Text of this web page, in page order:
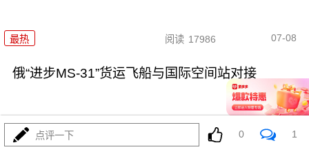
最热 阅读 17986 07-08
俄“进步MS-31”货运飞船与国际空间站对接
点评一下 0 1